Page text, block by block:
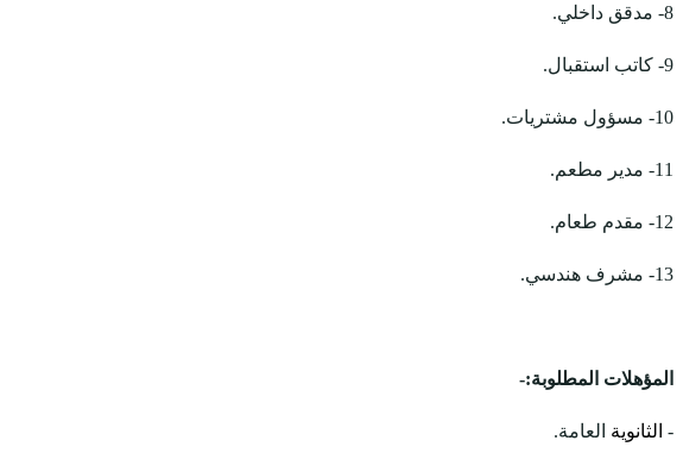
8- مدقق داخلي.
9- كاتب استقبال.
10- مسؤول مشتريات.
11- مدير مطعم.
12- مقدم طعام.
13- مشرف هندسي.
المؤهلات المطلوبة:-
- الثانوية العامة.